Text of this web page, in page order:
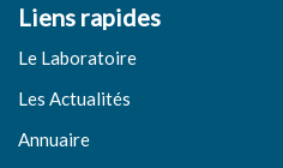
Guerre Civile (1936-1937)..
1936-1937)..
Liens rapides
Le Laboratoire
Les Actualités
Annuaire